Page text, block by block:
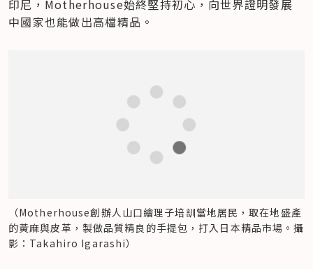
印尼，Motherhouse始終堅持初心，向世界證明發展
中國家也能做出高檔精品。
（Motherhouse創辦人山口繪理子培訓當地居民，取在地盛產
的黃麻與皮革，製做品質精良的手提包，打入日本精品市場。攝
影：Takahiro Igarashi）